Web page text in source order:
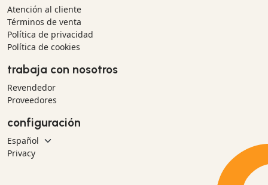
Atención al cliente
Términos de venta
Política de privacidad
Política de cookies
trabaja con nosotros
Revendedor
Proveedores
configuración
Privacy